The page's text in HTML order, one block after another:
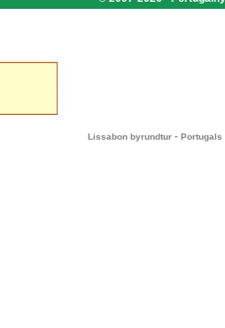
Lissabon byrundtur - Portugals